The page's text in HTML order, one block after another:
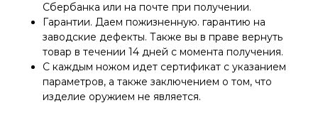
Сбербанка или на почте при получении.
Гарантии. Даем пожизненную. гарантию на
заводские дефекты. Также вы в праве вернуть
товар в течении 14 дней с момента получения.
С каждым ножом идет сертификат с указанием
параметров, а также заключением о том, что
изделие оружием не является.
КОНТАКТЫ
Консультации по телефону и онлайн.
Будем рады продемонстрировать вам
нашу продукцию. Позвоните нам или